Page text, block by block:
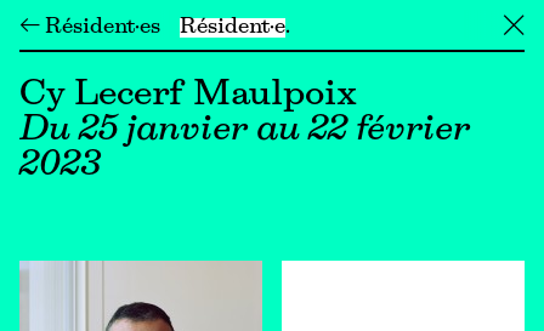
← Résident·es Résident·e ╳
Cy Lecerf Maulpoix
Du 25 janvier au 22 février
2023